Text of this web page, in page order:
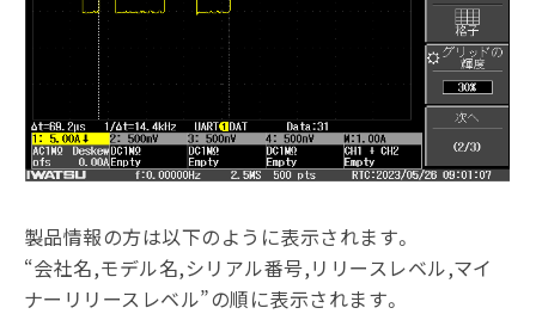
製品情報の方は以下のように表示されます。
“会社名,モデル名,シリアル番号,リリースレベル,マイ
ナーリリースレベル”の順に表示されます。